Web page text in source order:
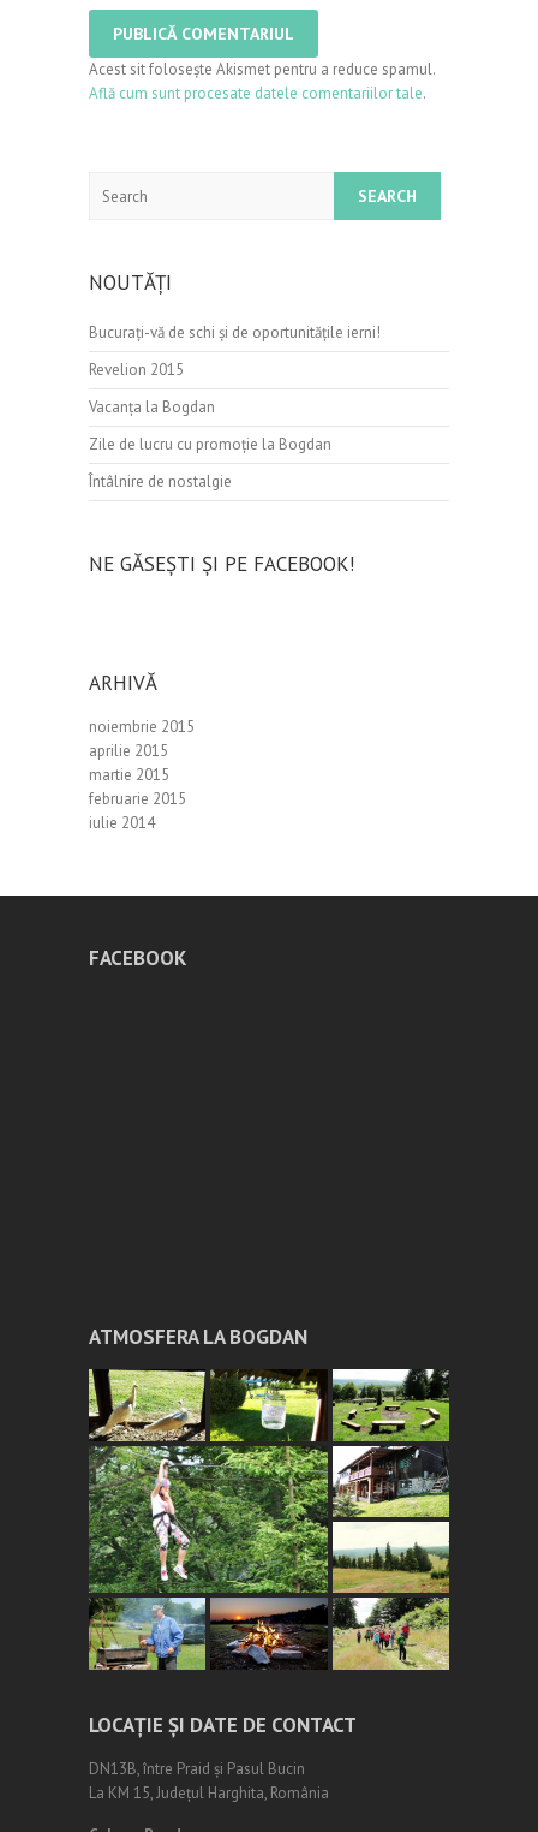
Acest sit folosește Akismet pentru a reduce spamul.
Află cum sunt procesate datele comentariilor tale.
NOUTĂȚI
Bucurați-vă de schi şi de oportunităţile ierni!
Revelion 2015
Vacanța la Bogdan
Zile de lucru cu promoție la Bogdan
Întâlnire de nostalgie
NE GĂSEȘTI ȘI PE FACEBOOK!
ARHIVĂ
noiembrie 2015
aprilie 2015
martie 2015
februarie 2015
iulie 2014
FACEBOOK
ATMOSFERA LA BOGDAN
LOCAȚIE ȘI DATE DE CONTACT
DN13B, între Praid și Pasul Bucin
La KM 15, Județul Harghita, România